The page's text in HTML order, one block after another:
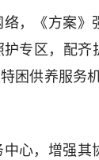
，《方案》
专区，配齐
困供养服务
心，增强其